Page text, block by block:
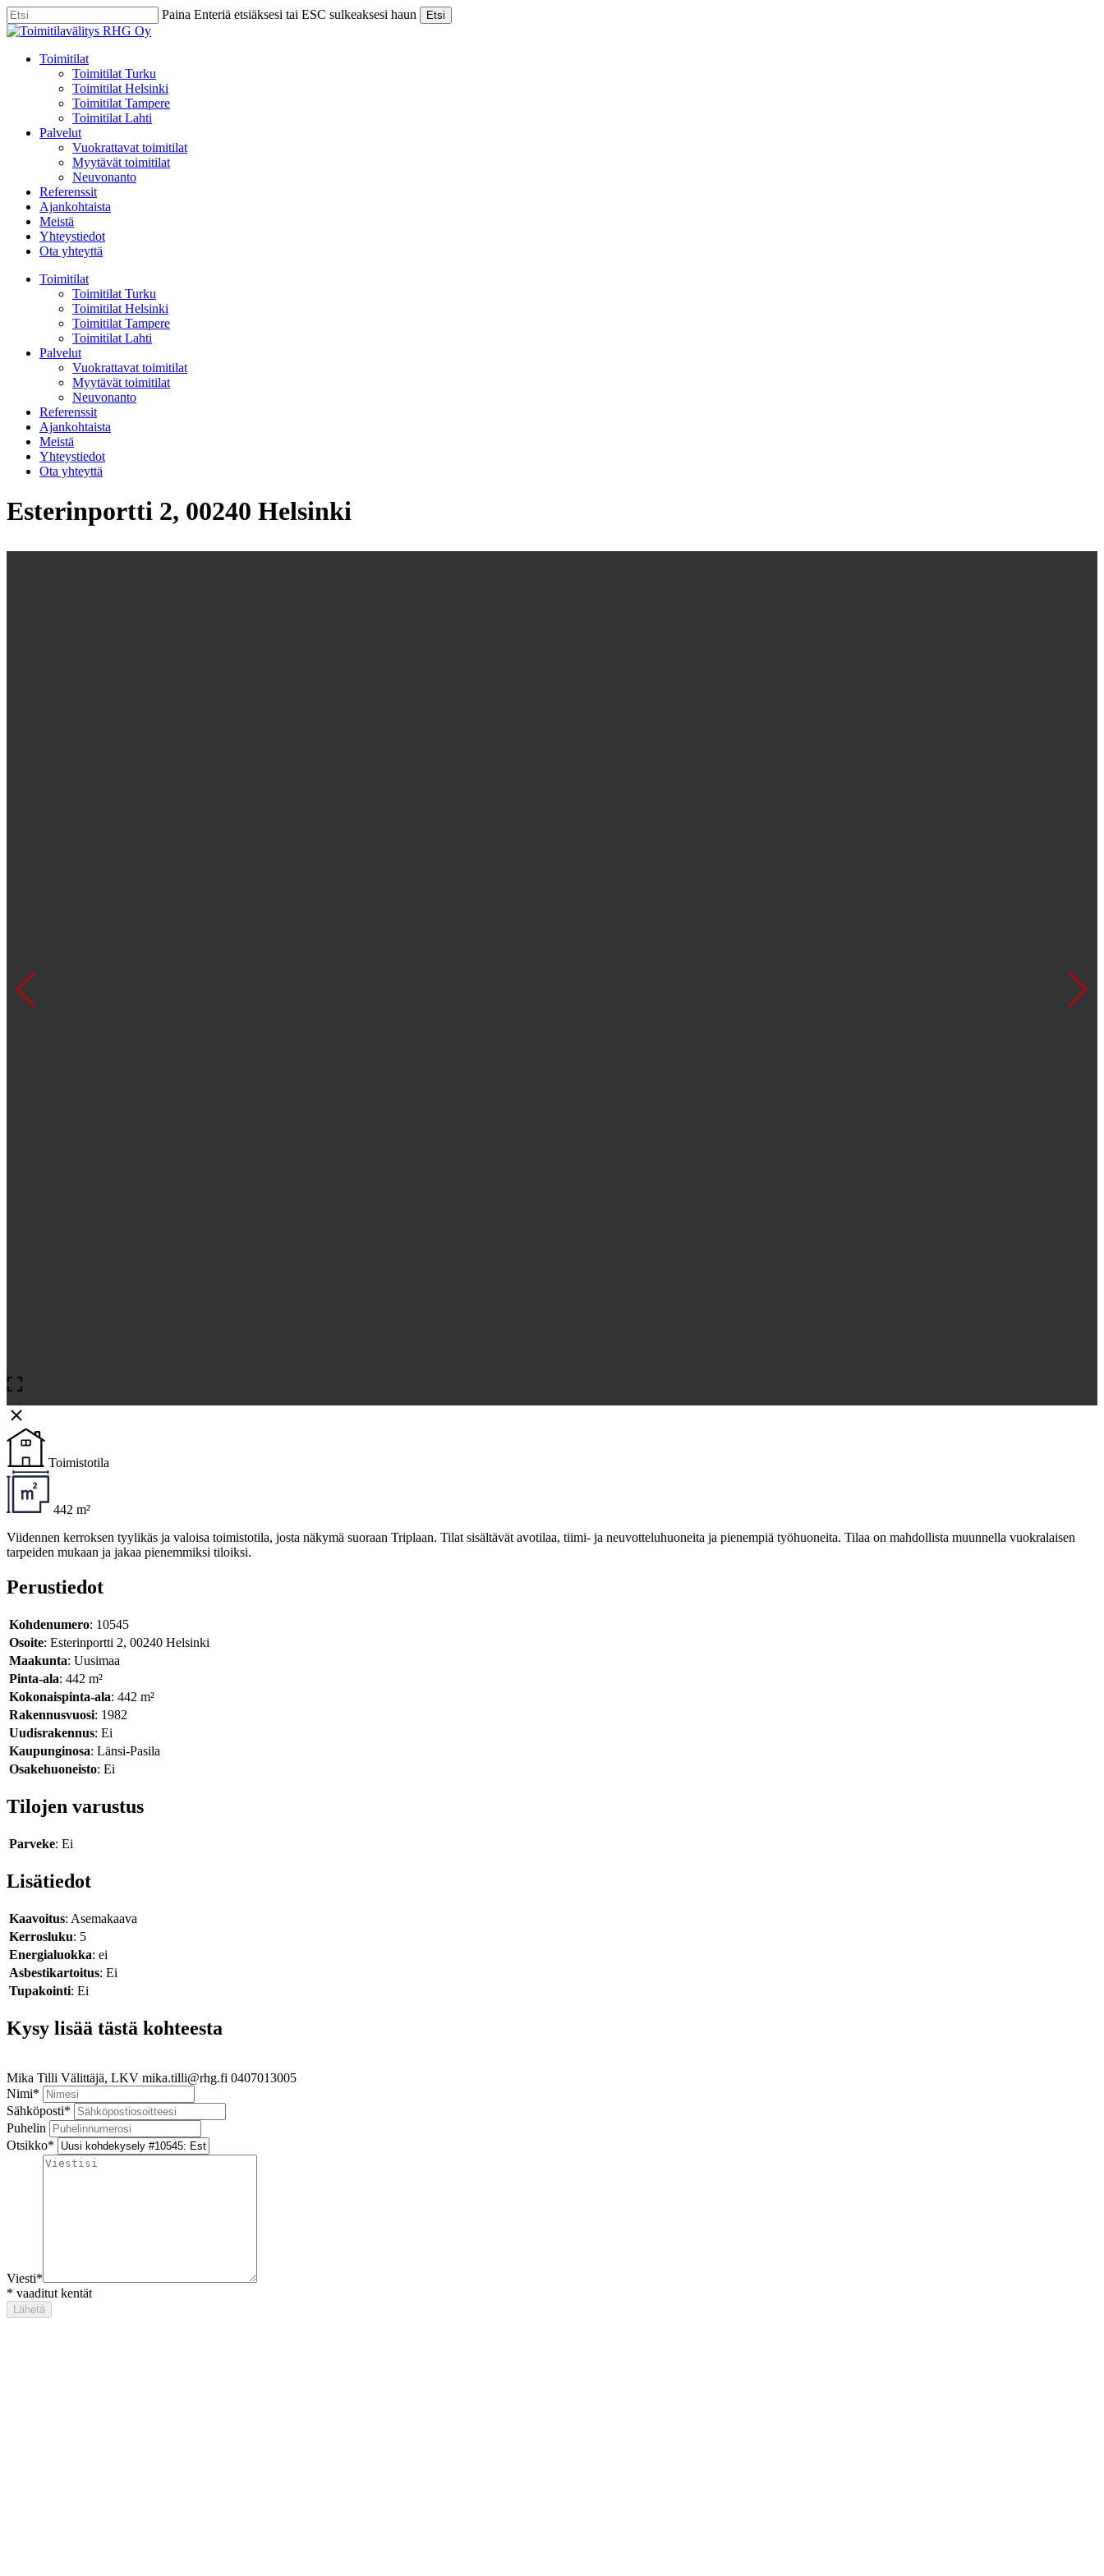
Skip
to
content
Paina Enteriä etsiäksesi tai ESC sulkeaksesi haun Etsi
Close
Menu
Toimitilat
Toimitilat Turku
Toimitilat Helsinki
Toimitilat Tampere
Toimitilat Lahti
Palvelut
Vuokrattavat toimitilat
Myytävät toimitilat
Neuvonanto
Referenssit
Ajankohtaista
Meistä
Yhteystiedot
Ota yhteyttä
Toimitilat
Toimitilat Turku
Toimitilat Helsinki
Toimitilat Tampere
Toimitilat Lahti
Palvelut
Vuokrattavat toimitilat
Myytävät toimitilat
Neuvonanto
Referenssit
Ajankohtaista
Meistä
Yhteystiedot
Ota yhteyttä
Esterinportti 2, 00240 Helsinki
Toimistotila
442 m²
Viidennen kerroksen tyylikäs ja valoisa toimistotila, josta näkymä suoraan Triplaan. Tilat sisältävät avotilaa, tiimi- ja neuvotteluhuoneita ja pienempiä työhuoneita. Tilaa on mahdollista muunnella vuokralaisen
tarpeiden mukaan ja jakaa pienemmiksi tiloiksi.
Perustiedot
Kohdenumero: 10545
Osoite: Esterinportti 2, 00240 Helsinki
Maakunta: Uusimaa
Pinta-ala: 442 m²
Kokonaispinta-ala: 442 m²
Rakennusvuosi: 1982
Uudisrakennus: Ei
Kaupunginosa: Länsi-Pasila
Osakehuoneisto: Ei
Tilojen varustus
Parveke: Ei
Lisätiedot
Kaavoitus: Asemakaava
Kerrosluku: 5
Energialuokka: ei
Asbestikartoitus: Ei
Tupakointi: Ei
Kysy lisää tästä kohteesta
Mika Tilli Välittäjä, LKV mika.tilli@rhg.fi 0407013005
Nimi*
Sähköposti*
Puhelin
Otsikko*
Viesti*
* vaaditut kentät